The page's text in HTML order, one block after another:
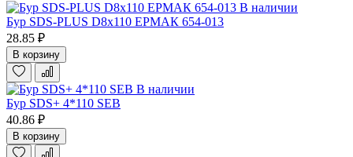
В наличии
Бур SDS-PLUS D8х110 ЕРМАК 654-013
28.85 ₽
В корзину
В наличии
Бур SDS+ 4*110 SEB
40.86 ₽
В корзину